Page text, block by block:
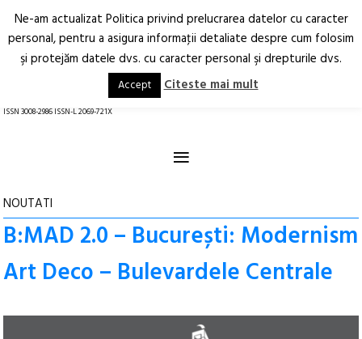
Arhitectură.
Oraș.
RO EN
ISSN 3008-2986 ISSN-L 2069-721X
≡
NOUTATI
B:MAD 2.0 – București: Modernism
Art Deco – Bulevardele Centrale
Ne-am actualizat Politica privind prelucrarea datelor cu caracter
personal, pentru a asigura informaţii detaliate despre cum folosim
şi protejăm datele dvs. cu caracter personal şi drepturile dvs.
Accept Citeste mai mult